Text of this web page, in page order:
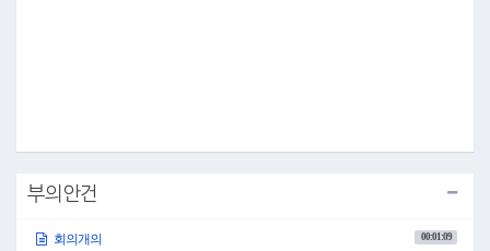
2. 평창군 범죄피해자 보호 조례안
3. 평창군의회 의원 의정활동비 등 지급 조례 일부개정조례안
5. 평창군 지방공무원 정원 조례 일부개정조례안
부의안건
회의개의 00:01:09